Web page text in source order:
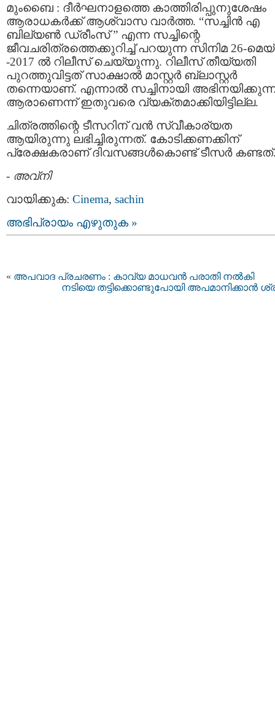
മുംബൈ : ദീര്‍ഘനാളത്തെ കാത്തിരിപ്പുനുശേഷം
ആരാധകര്‍ക്ക് ആശ്വാസ വാര്‍ത്ത. “സച്ചിന്‍ എ
ബില്യണ്‍ ഡ്രീംസ് ” എന്ന സച്ചിന്റെ
ജീവചരിത്രത്തെക്കുറിച്ച് പറയുന്ന സിനിമ 26-
-2017 ല്‍ റിലീസ് ചെയ്യുന്നു. റിലീസ് തീയ്യതി
പുറത്തുവിട്ടത് സാക്ഷാല്‍ മാസ്റ്റര്‍ ബ്ലാസ്റ്റര്‍
തന്നെയാണ്. എന്നാല്‍ സച്ചിനായി
ആരാണെന്ന് ഇതുവരെ വ്യക്തമാക്കിയിട്ടില്ല.
ചിത്രത്തിന്റെ ടീസറിന് വന്‍ സ്വീകാര്യത
ആയിരുന്നു ലഭിച്ചിരുന്നത്. കോടിക്കണക്കിന്
പ്രേക്ഷകരാണ് ദിവസങ്ങള്‍കൊണ്ട് ടീസര്‍
- അവ്നി
വായിക്കുക: Cinema, sachin
അഭിപ്രായം എഴുതുക »
« അപവാദ പ്രചരണം : കാവ്യ മാധവന്‍ പരാതി നല്‍കി
നടിയെ തട്ടിക്കൊണ്ടുപോയി അപമാനിക്കാൻ